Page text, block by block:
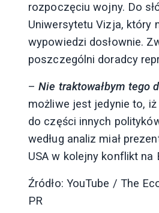
rozpoczęciu wojny. Do
Uniwersytetu Vizja, który
wypowiedzi dosłownie.
poszczególni doradcy
– Nie traktowałbym tego
możliwe jest jedynie to,
do części innych
według analiz miał
USA w kolejny konflikt na
Źródło: YouTube / The
PR